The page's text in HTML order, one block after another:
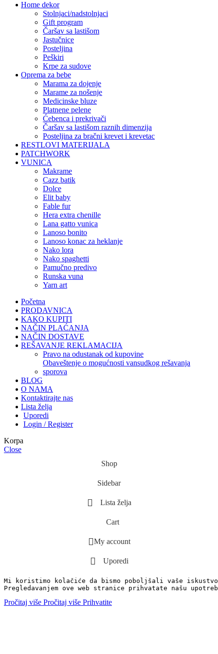
Home dekor
stolnjaci/nadstolnjaci
gift program
čaršav sa lastišom
jastučnice
posteljina
peškiri
krpe za sudove
Oprema za bebe
marama za dojenje
marame za nošenje
medicinske bluze
platnene pelene
ćebenca i prekrivači
čaršav sa lastišom raznih dimenzija
posteljina za bračni krevet i krevetac
RESTLOVI MATERIJALA
PATCHWORK
VUNICA
makrame
cazz batik
dolce
elit baby
fable fur
hera extra chenille
lana gatto vunica
lanoso bonito
lanoso konac za heklanje
nako lora
nako spaghetti
pamučno predivo
runska vuna
yarn art
Početna
PRODAVNICA
KAKO KUPITI
NAČIN PLAĆANJA
NAČIN DOSTAVE
REŠAVANJE REKLAMACIJA
pravo na odustanak od kupovine
obaveštenje o mogućnosti vansudkog rešavanja
sporova
BLOG
O NAMA
Kontaktirajte nas
Lista želja
Uporedi
Login / Register
Korpa
Close
Shop
Sidebar
Lista želja
Cart
My account
Uporedi
Mi koristimo kolačiće da bismo poboljšali vaše
Pregledavanjem ove web stranice prihvatate našu
Pročitaj više Pročitaj više Prihvatite